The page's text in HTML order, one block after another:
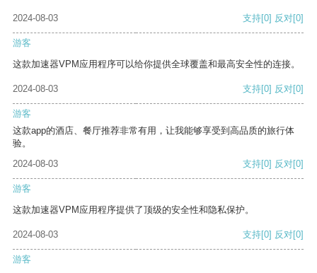
2024-08-03 支持[0] 反对[0]
游客
这款加速器VPM应用程序可以给你提供全球覆盖和最高安全性的连接。
2024-08-03 支持[0] 反对[0]
游客
这款app的酒店、餐厅推荐非常有用，让我能够享受到高品质的旅行体
验。
2024-08-03
支持[0] 反对[0]
游客
这款加速器VPM应用程序提供了顶级的安全性和隐私保护。
2024-08-03 支持[0] 反对[0]
游客